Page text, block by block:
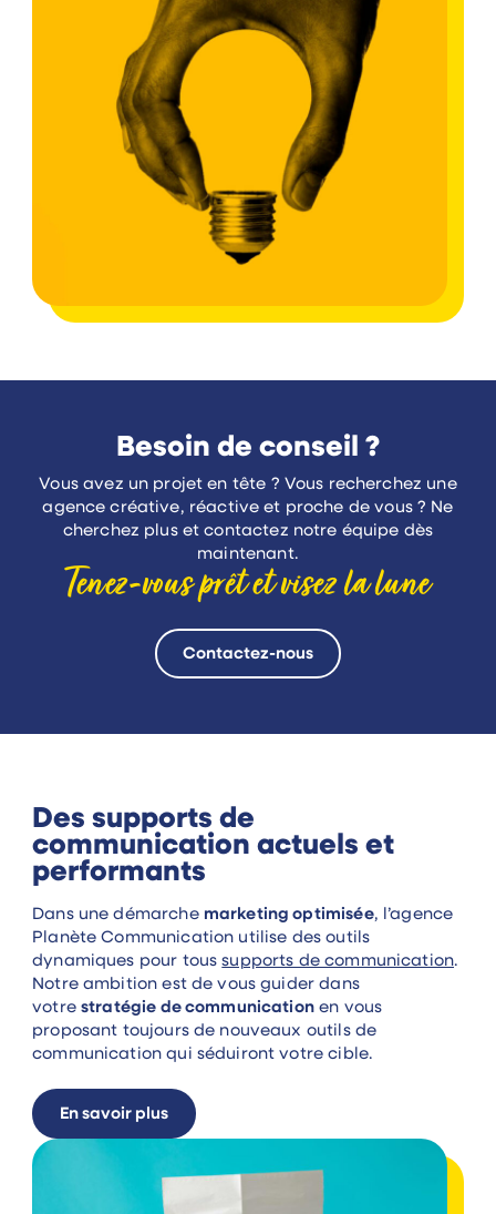
Besoin de conseil ?
Vous avez un projet en tête ? Vous recherchez une
agence créative, réactive et proche de vous ? Ne
cherchez plus et contactez notre équipe dès
maintenant.
Tenez-vous prêtet visez la lune
Contactez-nous
Des supports de
communication actuels et
performants
Dans une démarche marketing optimisée, l’agence
Planète Communication utilise des outils
dynamiques pour toussupports de communication.
Notre ambition est de vous guider dans
votrestratégie de communicationen vous
proposant toujours de nouveaux outils de
communication qui séduiront votre cible.
En savoir plus